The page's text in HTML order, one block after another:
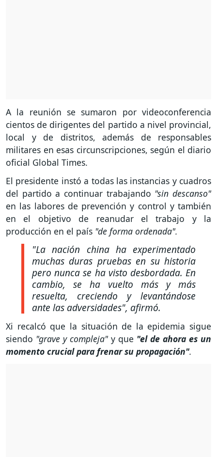
A la reunión se sumaron por videoconferencia
cientos de dirigentes del partido a nivel provincial,
local y de distritos, además de responsables
militares en esas circunscripciones, según el diario
oficial Global Times.
El presidente instó a todas las instancias y cuadros
del partido a continuar trabajando "sin descanso"
en las labores de prevención y control y también
en el objetivo de reanudar el trabajo y la
producción en el país "de forma ordenada".
"La nación china ha experimentado
muchas duras pruebas en su historia
pero nunca se ha visto desbordada. En
cambio, se ha vuelto más y más
resuelta, creciendo y levantándose
ante las adversidades", afirmó.
Xi recalcó que la situación de la epidemia sigue
siendo "grave y compleja"y que "el de ahora es un
momento crucial para frenar su propagación".